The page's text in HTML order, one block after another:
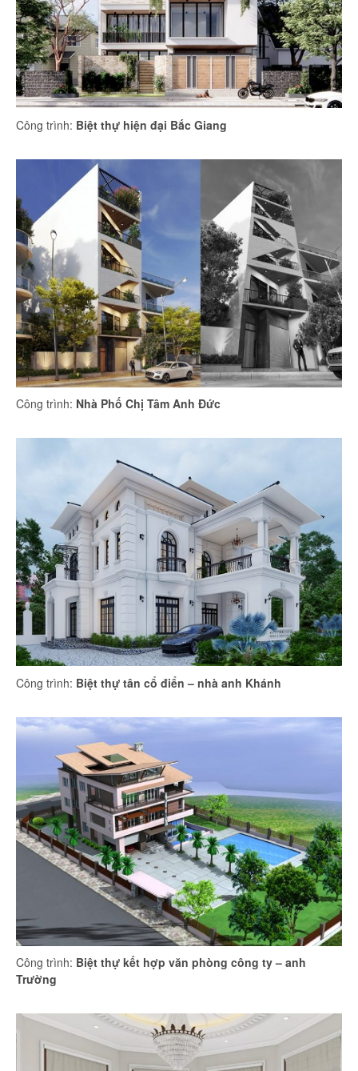
Công trình: Biệt thự hiện đại Bắc Giang
Công trình: Nhà Phố Chị Tâm Anh Đức
Công trình: Biệt thự tân cổ điển – nhà anh Khánh
Công trình: Biệt thự kết hợp văn phòng công ty – anh
Trường